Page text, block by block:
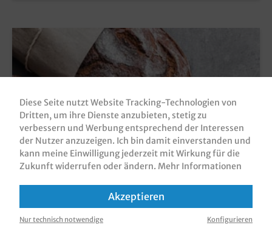
Diese Seite nutzt Website Tracking-Technologien von
Dritten, um ihre Dienste anzubieten, stetig zu
verbessern und Werbung entsprechend der Interessen
der Nutzer anzuzeigen. Ich bin damit einverstanden und
kann meine Einwilligung jederzeit mit Wirkung für die
Zukunft widerrufen oder ändern. Mehr Informationen
Akzeptieren
Nur technisch notwendige Konfigurieren